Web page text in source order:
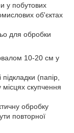
у побутових
об'єктах
для обробки
10-20 см у
(папір,
скупчення
обробку
повторної